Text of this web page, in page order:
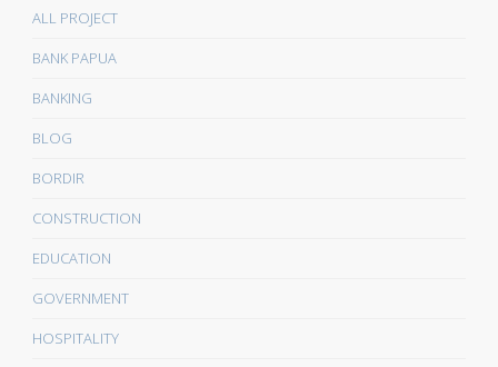
ALL PROJECT
BANK PAPUA
BANKING
BLOG
BORDIR
CONSTRUCTION
EDUCATION
GOVERNMENT
HOSPITALITY